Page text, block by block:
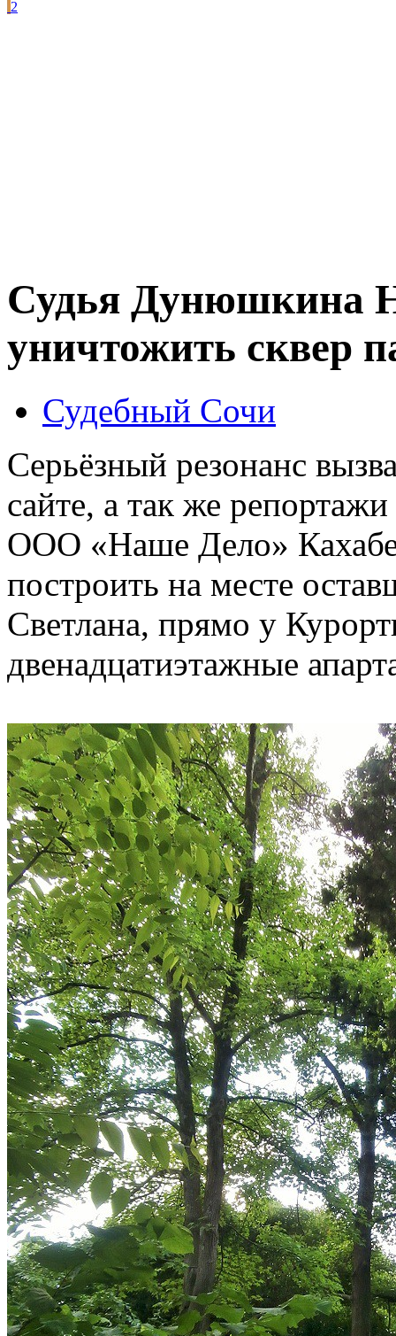
2
Судья Дунюшкина
уничтожить сквер
Судебный Сочи
Серьёзный резонанс
сайте, а так же
ООО «Наше Дело»
построить на месте
Светлана, прямо у
двенадцатиэтажные